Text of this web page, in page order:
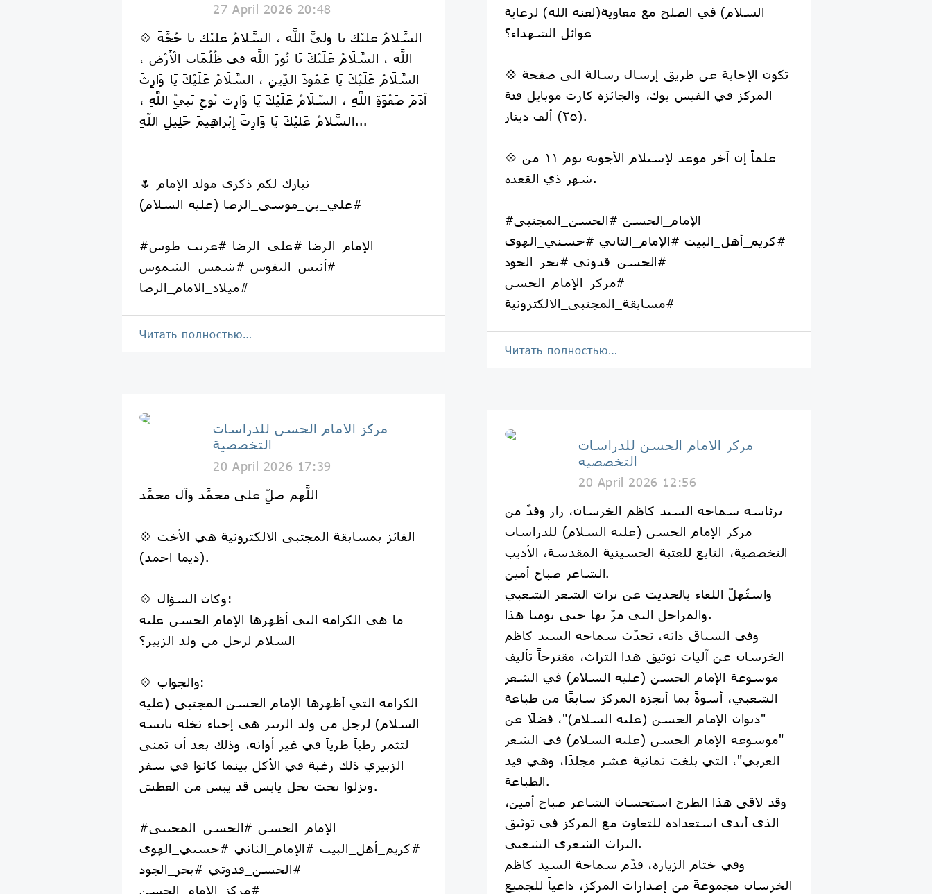
27 April 2026 20:48
💠 السَّلَامُ عَلَيْكَ يَا وَلِيَّ اللَّهِ ، السَّلَامُ عَلَيْكَ يَا حُجَّةَ
اللَّهِ ، السَّلَامُ عَلَيْكَ يَا نُورَ اللَّهِ فِي ظُلُمَاتِ الْأَرْضِ ،
السَّلَامُ عَلَيْكَ يَا عَمُودَ الدِّينِ ، السَّلَامُ عَلَيْكَ يَا وَارِثَ
آدَمَ صَفْوَةِ اللَّهِ ، السَّلَامُ عَلَيْكَ يَا وَارِثَ نُوحٍ نَبِيِّ اللَّهِ ،
السَّلَامُ عَلَيْكَ يَا وَارِثَ إِبْرَاهِيمَ خَلِيلِ اللَّهِ...
🌷 نبارك لكم ذكرى مولد الإمام
#علي_بن_موسى_الرضا (عليه السلام)
#الإمام_الرضا #علي_الرضا #غريب_طوس
#أنيس_النفوس #شمس_الشموس
#ميلاد_الامام_الرضا
Читать полностью…
مركز الامام الحسن للدراسات
التخصصية
20 April 2026 17:39
اللَّهم صلِّ على محمَّد وآل محمَّد
💠 الفائز بمسابقة المجتبى الالكترونية هي الأخت
(ديما احمد).
💠 وكان السؤال:
ما هي الكرامة التي أظهرها الإمام الحسن عليه
السلام لرجل من ولد الزبير؟
💠 والجواب:
الكرامة التي أظهرها الإمام الحسن المجتبى (عليه
السلام) لرجل من ولد الزبير هي إحياء نخلة يابسة
لتثمر رطباً طرياً في غير أوانه، وذلك بعد أن تمنى
الزبيري ذلك رغبة في الأكل بينما كانوا في سفر
ونزلوا تحت نخل يابس قد يبس من العطش.
#الإمام_الحسن #الحسن_المجتبى
#كريم_أهل_البيت #الإمام_الثاني #حسني_الهوى
#الحسن_قدوتي #بحر_الجود
#مركز_الإمام_الحسن
السلام) في الصلح مع معاوية(لعنه الله) لرعاية
عوائل الشهداء؟
💠 تكون الإجابة عن طريق إرسال رسالة الى صفحة
المركز في الفيس بوك، والجائزة كارت موبايل فئة
(٢٥) ألف دينار.
💠 علماً إن آخر موعد لإستلام الأجوبة يوم ١١ من
شهر ذي القعدة.
#الإمام_الحسن #الحسن_المجتبى
#كريم_أهل_البيت #الإمام_الثاني #حسني_الهوى
#الحسن_قدوتي #بحر_الجود
#مركز_الإمام_الحسن
#مسابقة_المجتبى_الالكترونية
Читать полностью…
مركز الامام الحسن للدراسات
التخصصية
20 April 2026 12:56
برئاسة سماحة السيد كاظم الخرسان، زار وفدٌ من
مركز الإمام الحسن (عليه السلام) للدراسات
التخصصية، التابع للعتبة الحسينية المقدسة، الأديب
الشاعر صباح أمين.
واستُهلّ اللقاء بالحديث عن تراث الشعر الشعبي
والمراحل التي مرّ بها حتى يومنا هذا.
وفي السياق ذاته، تحدّث سماحة السيد كاظم
الخرسان عن آليات توثيق هذا التراث، مقترحاً تأليف
موسوعة الإمام الحسن (عليه السلام) في الشعر
الشعبي، أسوةً بما أنجزه المركز سابقًا من طباعة
"ديوان الإمام الحسن (عليه السلام)"، فضلًا عن
"موسوعة الإمام الحسن (عليه السلام) في الشعر
العربي"، التي بلغت ثمانية عشر مجلدًا، وهي قيد
الطباعة.
وقد لاقى هذا الطرح استحسان الشاعر صباح أمين،
الذي أبدى استعداده للتعاون مع المركز في توثيق
التراث الشعري الشعبي.
وفي ختام الزيارة، قدّم سماحة السيد كاظم
الخرسان مجموعةً من إصدارات المركز، داعياً للجميع